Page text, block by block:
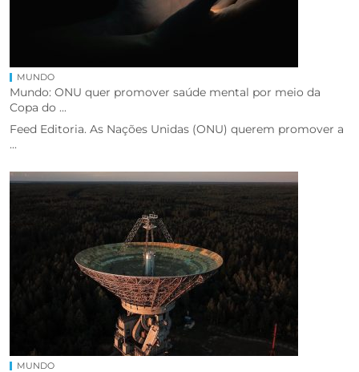
MUNDO
Mundo: ONU quer promover saúde mental por meio da
Copa do ...
Feed Editoria. As Nações Unidas (ONU) querem promover a
...
MUNDO